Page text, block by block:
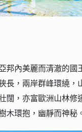
邦內美麗而清澈的國
長，兩岸群峰環繞，
闊，亦富歐洲山林修
木環抱，幽靜而神秘